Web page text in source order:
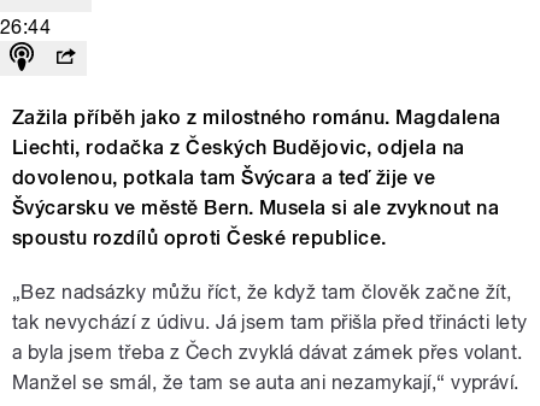
26:44
Zažila příběh jako z milostného románu. Magdalena
Liechti, rodačka z Českých Budějovic, odjela na
dovolenou, potkala tam Švýcara a teď žije ve
Švýcarsku ve městě Bern. Musela si ale zvyknout na
spoustu rozdílů oproti České republice.
„Bez nadsázky můžu říct, že když tam člověk začne žít,
tak nevychází z údivu. Já jsem tam přišla před třinácti lety
a byla jsem třeba z Čech zvyklá dávat zámek přes volant.
Manžel se smál, že tam se auta ani nezamykají,“ vypráví.